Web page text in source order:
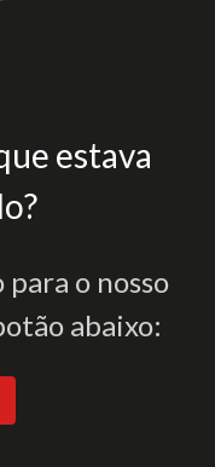
estava
para o nosso
abaixo: